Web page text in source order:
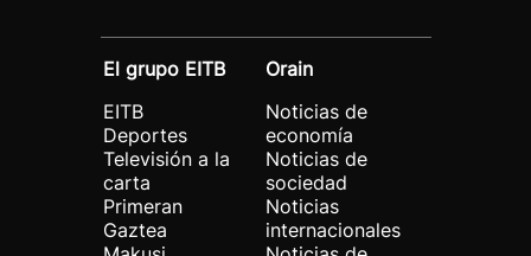
El grupo EITB
EITB
Deportes
Televisión a la
carta
Primeran
Gaztea
Orain
Noticias de
economía
Noticias de
sociedad
Noticias
internacionales